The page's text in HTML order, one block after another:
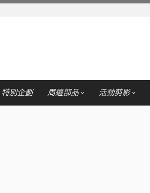
特別企劃 周邊部品 活動剪影